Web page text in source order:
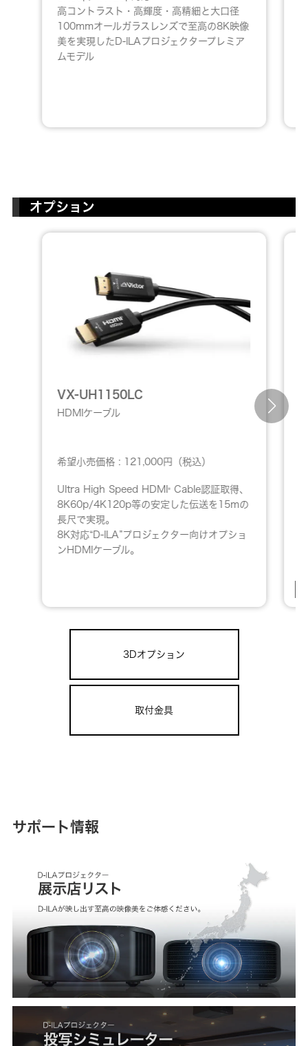
高コントラスト・高輝度・高精細と大口径
100mmオールガラスレンズで至高の8K映像
美を実現したD-ILAプロジェクタープレミア
ムモデル
オプション
VX-UH1150LC
HDMIケーブル
希望小売価格 : 121,000円（税込）
Ultra High Speed HDMI® Cable認証取得、
8K60p/4K120p等の安定した伝送を15mの
長尺で実現。
8K対応“D-ILA”プロジェクター向けオプショ
ンHDMIケーブル。
3Dオプション
取付金具
サポート情報